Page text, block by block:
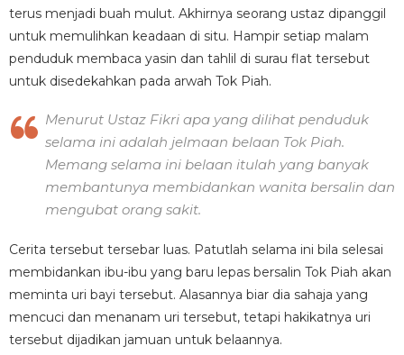
terus menjadi buah mulut. Akhirnya seorang ustaz dipanggil
untuk memulihkan keadaan di situ. Hampir setiap malam
penduduk membaca yasin dan tahlil di surau flat tersebut
untuk disedekahkan pada arwah Tok Piah.
Menurut Ustaz Fikri apa yang dilihat penduduk
selama ini adalah jelmaan belaan Tok Piah.
Memang selama ini belaan itulah yang banyak
membantunya membidankan wanita bersalin dan
mengubat orang sakit.
Cerita tersebut tersebar luas. Patutlah selama ini bila selesai
membidankan ibu-ibu yang baru lepas bersalin Tok Piah akan
meminta uri bayi tersebut. Alasannya biar dia sahaja yang
mencuci dan menanam uri tersebut, tetapi hakikatnya uri
tersebut dijadikan jamuan untuk belaannya.